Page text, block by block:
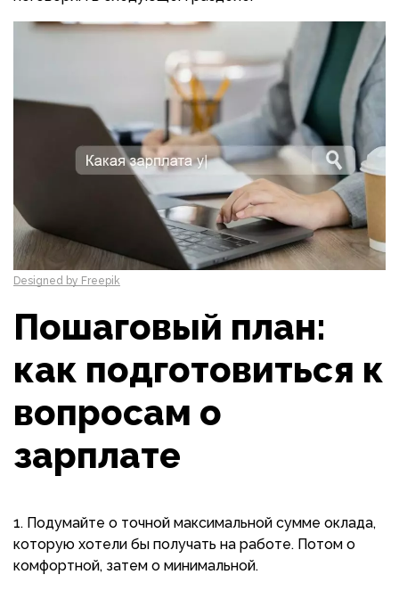
Designed by Freepik
Пошаговый план:
как подготовиться к
вопросам о
зарплате
Подумайте о точной максимальной сумме оклада,
которую хотели бы получать на работе. Потом о
комфортной, затем о минимальной.